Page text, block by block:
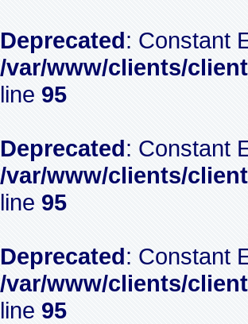
Deprecated: Constant
/var/www/clients/
line 95
Deprecated: Constant
/var/www/clients/
line 95
Deprecated: Constant
/var/www/clients/
line 95